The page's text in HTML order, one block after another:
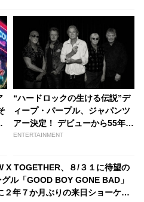
“ハードロックの生ける伝説”デ
ィープ・パープル、ジャパンツ
アー決定！ デビューから55年を
迎えるレジェンドが来年３月に
ENTERTAINMENT
X TOGETHER、８/３１に待望の
ル「GOOD BOY GONE BAD」
２年７か月ぶりの来日ショーケー